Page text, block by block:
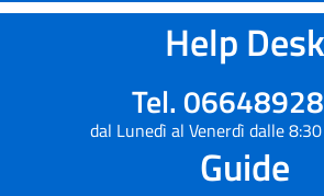
Help Desk
Tel.
dal Lunedì al Venerdì dalle
Guide